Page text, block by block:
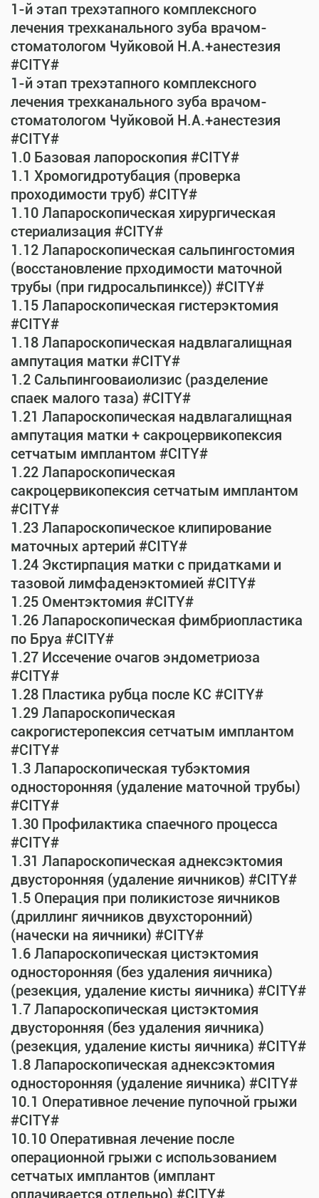
1-й этап трехэтапного комплексного
лечения трехканального зуба врачом-
стоматологом Чуйковой Н.А.+анестезия
#CITY#
1-й этап трехэтапного комплексного
лечения трехканального зуба врачом-
стоматологом Чуйковой Н.А.+анестезия
#CITY#
1.0 Базовая лапороскопия #CITY#
1.1 Хромогидротубация (проверка
проходимости труб) #CITY#
1.10 Лапароскопическая хирургическая
стериализация #CITY#
1.12 Лапароскопическая сальпингостомия
(восстановление прходимости маточной
трубы (при гидросальпинксе)) #CITY#
1.15 Лапароскопическая гистерэктомия
#CITY#
1.18 Лапароскопическая надвлагалищная
ампутация матки #CITY#
1.2 Сальпингооваиолизис (разделение
спаек малого таза) #CITY#
1.21 Лапароскопическая надвлагалищная
ампутация матки + сакроцервикопексия
сетчатым имплантом #CITY#
1.22 Лапароскопическая
сакроцервикопексия сетчатым имплантом
#CITY#
1.23 Лапароскопическое клипирование
маточных артерий #CITY#
1.24 Экстирпация матки с придатками и
тазовой лимфаденэктомией #CITY#
1.25 Оментэктомия #CITY#
1.26 Лапароскопическая фимбриопластика
по Бруа #CITY#
1.27 Иссечение очагов эндометриоза
#CITY#
1.28 Пластика рубца после КС #CITY#
1.29 Лапароскопическая
сакрогистеропексия сетчатым имплантом
#CITY#
1.3 Лапароскопическая тубэктомия
односторонняя (удаление маточной трубы)
#CITY#
1.30 Профилактика спаечного процесса
#CITY#
1.31 Лапароскопическая аднексэктомия
двусторонняя (удаление яичников) #CITY#
1.5 Операция при поликистозе яичников
(дриллинг яичников двухсторонний)
(начески на яичники) #CITY#
1.6 Лапароскопическая цистэктомия
односторонняя (без удаления яичника)
(резекция, удаление кисты яичника) #CITY#
1.7 Лапароскопическая цистэктомия
двусторонняя (без удаления яичника)
(резекция, удаление кисты яичника) #CITY#
1.8 Лапароскопическая аднексэктомия
односторонняя (удаление яичника) #CITY#
10.1 Оперативное лечение пупочной грыжи
#CITY#
10.10 Оперативная лечение после
операционной грыжи с использованием
сетчатых имплантов (имплант
оплачивается отдельно) #CITY#